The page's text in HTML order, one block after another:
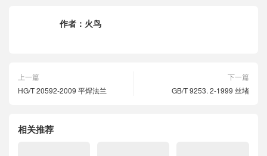
作者： 火鸟
上一篇
HG/T 20592-2009 平焊法兰
下一篇
GB/T 9253. 2-1999 丝堵
相关推荐